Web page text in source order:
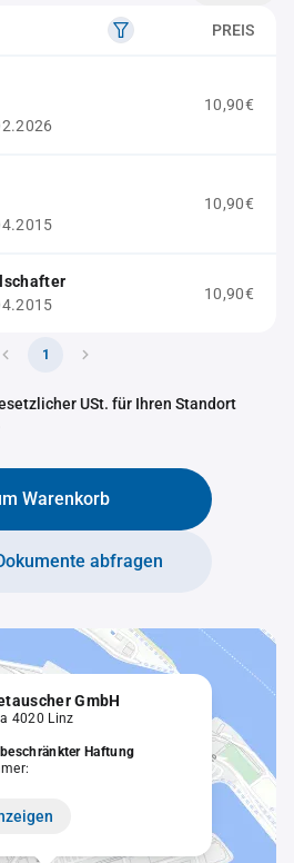
PREIS
10,90€
10,90€
10,90€
1
USt. für Ihren Standort
Warenkorb
abfragen
GmbH
4020 Linz
Haftung